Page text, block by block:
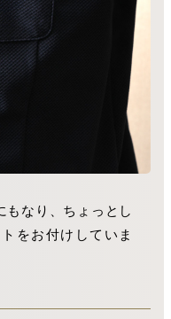
もなり、ちょっとし
をお付けしていま